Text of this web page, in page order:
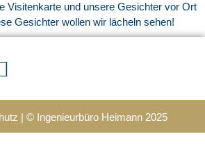
Visitenkarte und unsere Gesichter vor Ort
Gesichter wollen wir lächeln sehen!
| © Ingenieurbüro Heimann 2025